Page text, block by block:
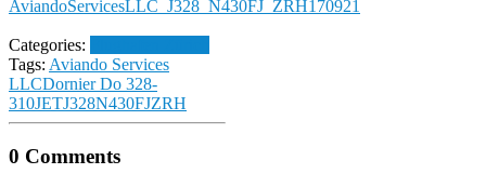
Categories:
Tags: Aviando Services
LLCDornier Do 328-
310JETJ328N430FJZRH
0 Comments